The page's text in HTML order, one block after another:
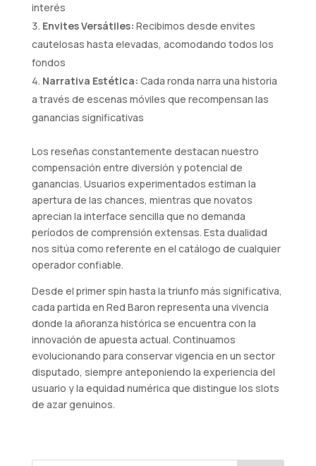
interés
Envites Versátiles: Recibimos desde envites
cautelosas hasta elevadas, acomodando todos los
fondos
Narrativa Estética: Cada ronda narra una historia
a través de escenas móviles que recompensan las
ganancias significativas
Los reseñas constantemente destacan nuestro
compensación entre diversión y potencial de
ganancias. Usuarios experimentados estiman la
apertura de las chances, mientras que novatos
aprecian la interface sencilla que no demanda
períodos de comprensión extensas. Esta dualidad
nos sitúa como referente en el catálogo de cualquier
operador confiable.
Desde el primer spin hasta la triunfo más significativa,
cada partida en Red Baron representa una vivencia
donde la añoranza histórica se encuentra con la
innovación de apuesta actual. Continuamos
evolucionando para conservar vigencia en un sector
disputado, siempre anteponiendo la experiencia del
usuario y la equidad numérica que distingue los slots
de azar genuinos.